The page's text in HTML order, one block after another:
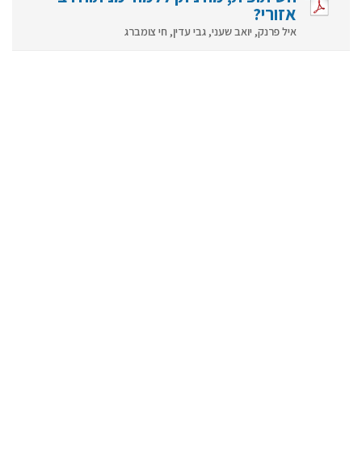
אזורי?
איל פרנק, יואב שעני, גבי עדין, חי צומברג